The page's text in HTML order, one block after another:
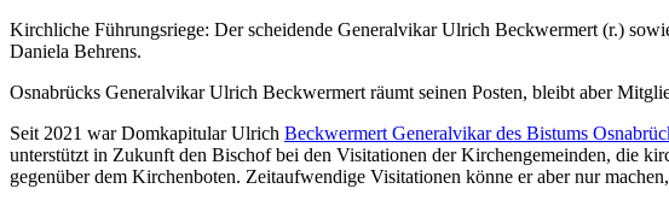
Kirchliche Führungsriege: Der scheidende Generalvikar Ulrich Beckwermert (r.)
Daniela Behrens.
Osnabrücks Generalvikar Ulrich Beckwermert räumt seinen Posten, bleibt aber
Seit 2021 war Domkapitular Ulrich Beckwermert Generalvikar des Bistums
unterstützt in Zukunft den Bischof bei den Visitationen der Kirchengemeinden, die
gegenüber dem Kirchenboten. Zeitaufwendige Visitationen könne er aber nur